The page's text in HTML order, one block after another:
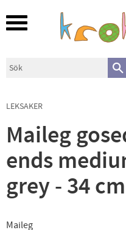
Meny
LEKSAKER
Maileg
ends
grey - 34 cm
Maileg